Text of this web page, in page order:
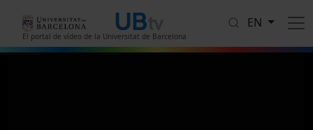
El portal de vídeo de la Universitat de Barcelona
EN